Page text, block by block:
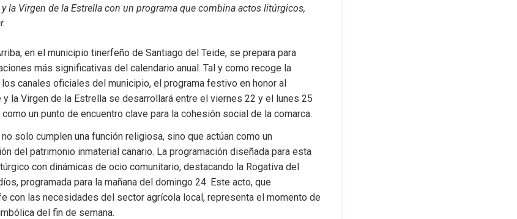
la Virgen de la Estrella con un programa que combina actos litúrgicos,
en el municipio tinerfeño de Santiago del Teide, se prepara para
más significativas del calendario anual. Tal y como recoge la
canales oficiales del municipio, el programa festivo en honor al
la Virgen de la Estrella se desarrollará entre el viernes 22 y el lunes 25
un punto de encuentro clave para la cohesión social de la comarca.
solo cumplen una función religiosa, sino que actúan como un
del patrimonio inmaterial canario. La programación diseñada para esta
con dinámicas de ocio comunitario, destacando la Rogativa del
programada para la mañana del domingo 24. Este acto, que
con las necesidades del sector agrícola local, representa el momento de
del fin de semana.